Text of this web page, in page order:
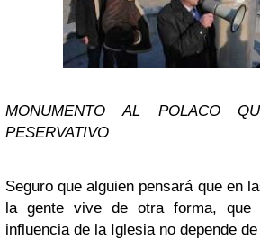
MONUMENTO AL POLACO
PESERVATIVO
Seguro que alguien pensará que en
la gente vive de otra forma, que
influencia de la Iglesia no depende